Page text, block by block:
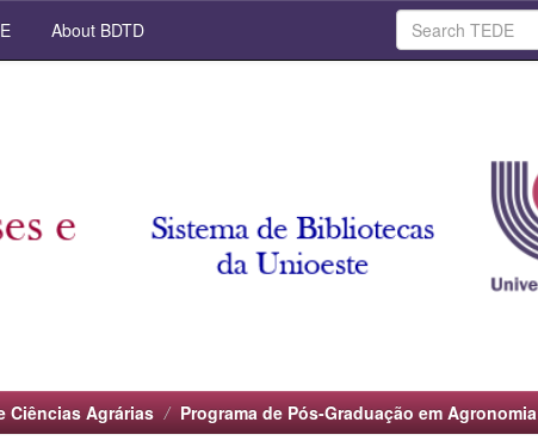
About BDTD
Ciências Agrárias Programa de Pós-Graduação em Agronomia